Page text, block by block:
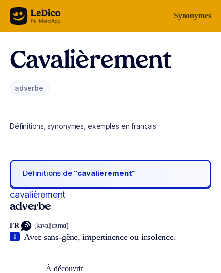
Aller au contenu Synonymes
Cavalièrement
adverbe
Définitions, synonymes, exemples en français
Définitions de “cavalièrement“
cavalièrement
adverbe
FR [kavaljɛʀmɑ̃]
Avec sans-gêne, impertinence ou insolence.
1
À découvrir